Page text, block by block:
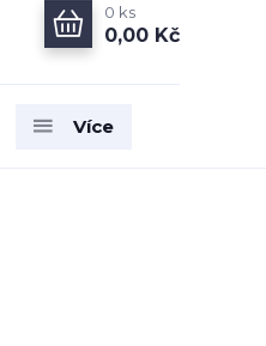
0 ks
0,00 Kč
Více